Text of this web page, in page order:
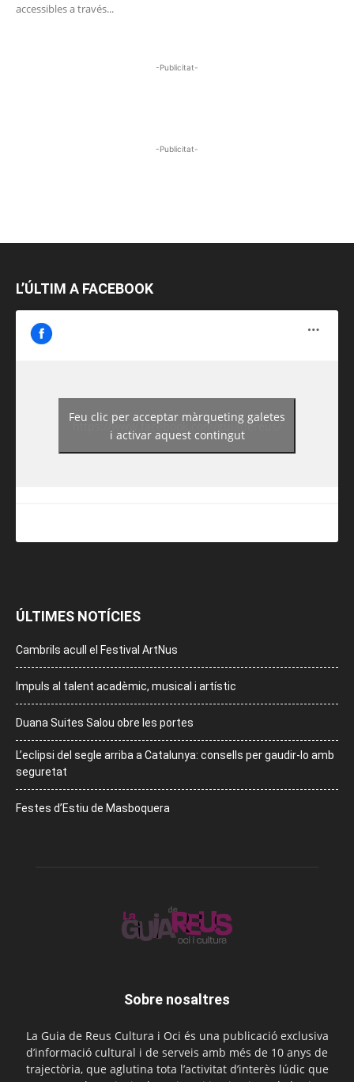
accessibles a través...
-Publicitat-
-Publicitat-
L’ÚLTIM A FACEBOOK
https://www.facebook.com/guiadereus/
Feu clic per acceptar màrqueting galetes
i activar aquest contingut
ÚLTIMES NOTÍCIES
Cambrils acull el Festival ArtNus
Impuls al talent acadèmic, musical i artístic
Duana Suites Salou obre les portes
L’eclipsi del segle arriba a Catalunya: consells per gaudir-lo amb
seguretat
Festes d’Estiu de Masboquera
Sobre nosaltres
La Guia de Reus Cultura i Oci és una publicació exclusiva
d’informació cultural i de serveis amb més de 10 anys de
trajectòria, que aglutina tota l’activitat d’interès lúdic que